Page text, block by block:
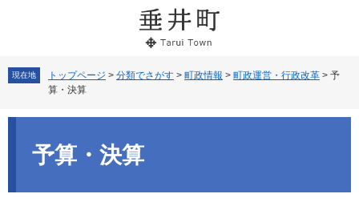
へ
現在地 トップページ > 分類でさがす > 町政情報 > 町政運営・行政改革 > 予
算・決算
予算・決算